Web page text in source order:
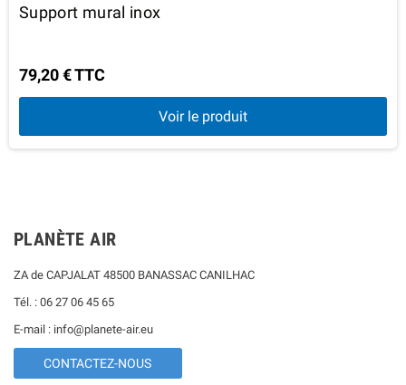
Support mural inox
79,20 € TTC
Voir le produit
PLANÈTE AIR
ZA de CAPJALAT 48500 BANASSAC CANILHAC
Tél. : 06 27 06 45 65
E-mail : info@planete-air.eu
CONTACTEZ-NOUS